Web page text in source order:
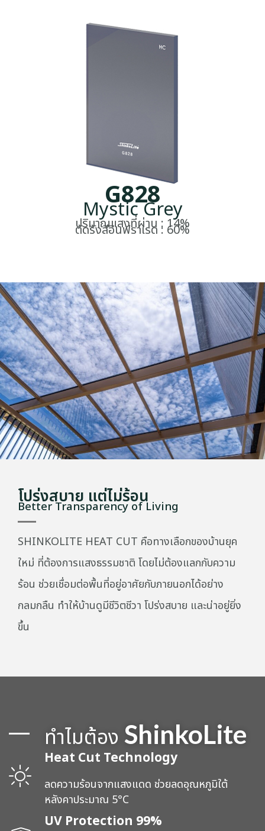
G828
Mystic Grey
ปริมาณแสงที่ผ่าน : 14%
ตัดรังสีอินฟราเรด : 60%
โปร่งสบาย แต่ไม่ร้อน
Better Transparency of Living
SHINKOLITE HEAT CUT คือทางเลือกของบ้านยุค
ใหม่ ที่ต้องการแสงธรรมชาติ โดยไม่ต้องแลกกับความ
ร้อน ช่วยเชื่อมต่อพื้นที่อยู่อาศัยกับภายนอกได้อย่าง
กลมกลืน ทำให้บ้านดูมีชีวิตชีวา โปร่งสบาย และน่าอยู่ยิ่ง
ขึ้น
ทำไมต้อง ShinkoLite
Heat Cut Technology
ลดความร้อนจากแสงแดด ช่วยลดอุณหภูมิใต้
หลังคาประมาณ 5°C
UV Protection 99%